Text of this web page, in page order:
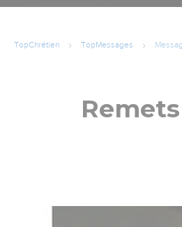
TopChrétien TopMessages